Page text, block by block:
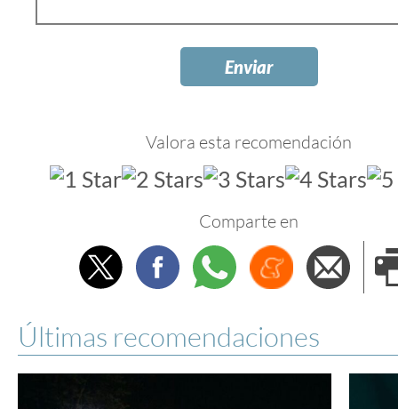
Valora esta recomendación
Comparte en
TwitterFacebookWhatsappMenéame
Últimas recomendaciones